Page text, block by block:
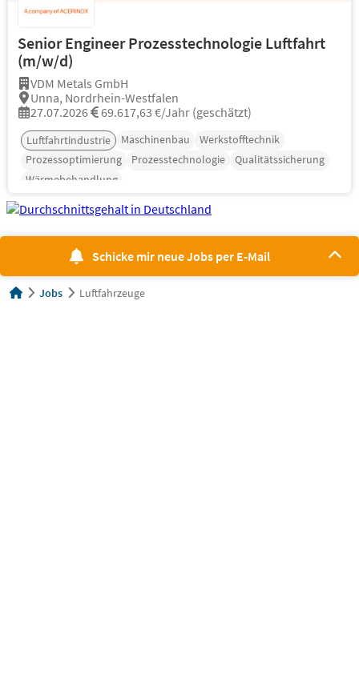
Senior Engineer Prozesstechnologie Luftfahrt
(m/w/d)
VDM Metals GmbH
Unna, Nordrhein-Westfalen
27.07.2026
69.617,63 €/Jahr (geschätzt)
Luftfahrtindustrie Maschinenbau
Werkstofftechnik
Prozessoptimierung
Prozesstechnologie
Qualitätssicherung
Wärmebehandlung
Schicke mir neue Jobs per E-Mail
Jobs Luftfahrzeuge